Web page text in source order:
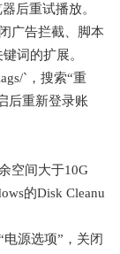
后重试播放。
广告拦截、脚本
词的扩展。
`，搜索“重
后重新登录账
空间大于10G
的Disk Cleanu
源选项”，关闭